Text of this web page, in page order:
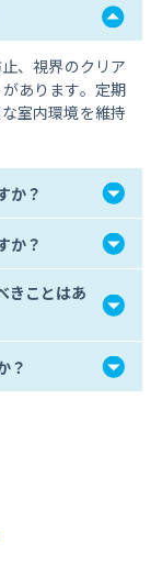
、視界のクリア
あります。定期
室内環境を維持
か？
か？
きことはあ
？